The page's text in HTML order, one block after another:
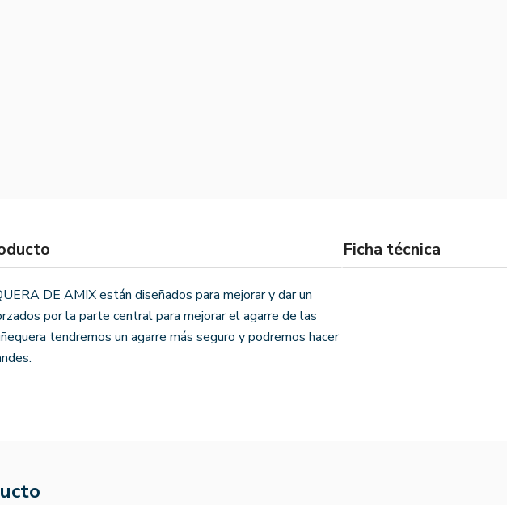
DE AMIX están diseñados para mejorar y dar un
por la parte central para mejorar el agarre de las
tendremos un agarre más seguro y podremos hacer
Ficha técnica